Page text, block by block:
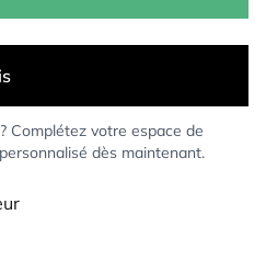
Complétez votre espace de
dès maintenant.